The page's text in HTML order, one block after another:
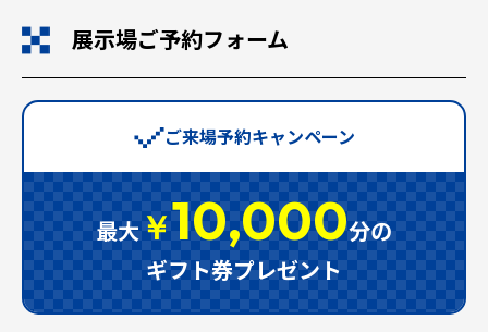
展示場ご予約フォーム
ご来場予約キャンペーン
最大￥10,000分の
ギフト券プレゼント